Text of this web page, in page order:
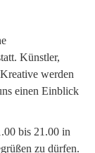
Künstler,
werden
einen Einblick
bis 21.00 in
zu dürfen.